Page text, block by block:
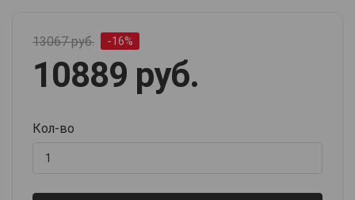
13067 руб. -16%
10889 руб.
Кол-во